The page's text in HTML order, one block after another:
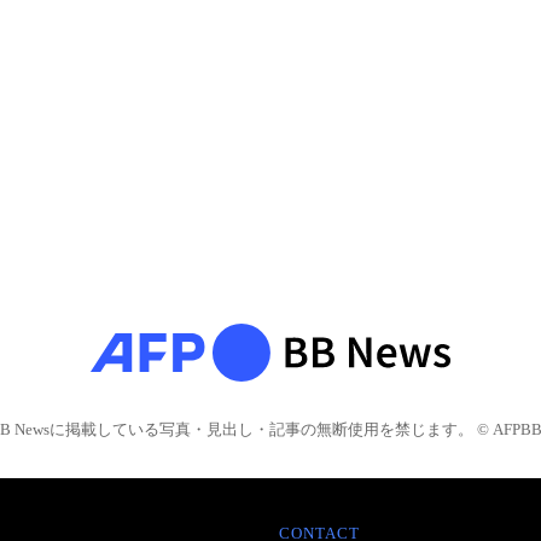
Newsに掲載している写真・見出し・記事の無断使用を禁じます。 © AFPBB
CONTACT